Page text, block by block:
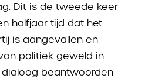
Dit is de tweede keer
halfjaar tijd dat het
is aangevallen en
politiek geweld in
dialoog beantwoorden